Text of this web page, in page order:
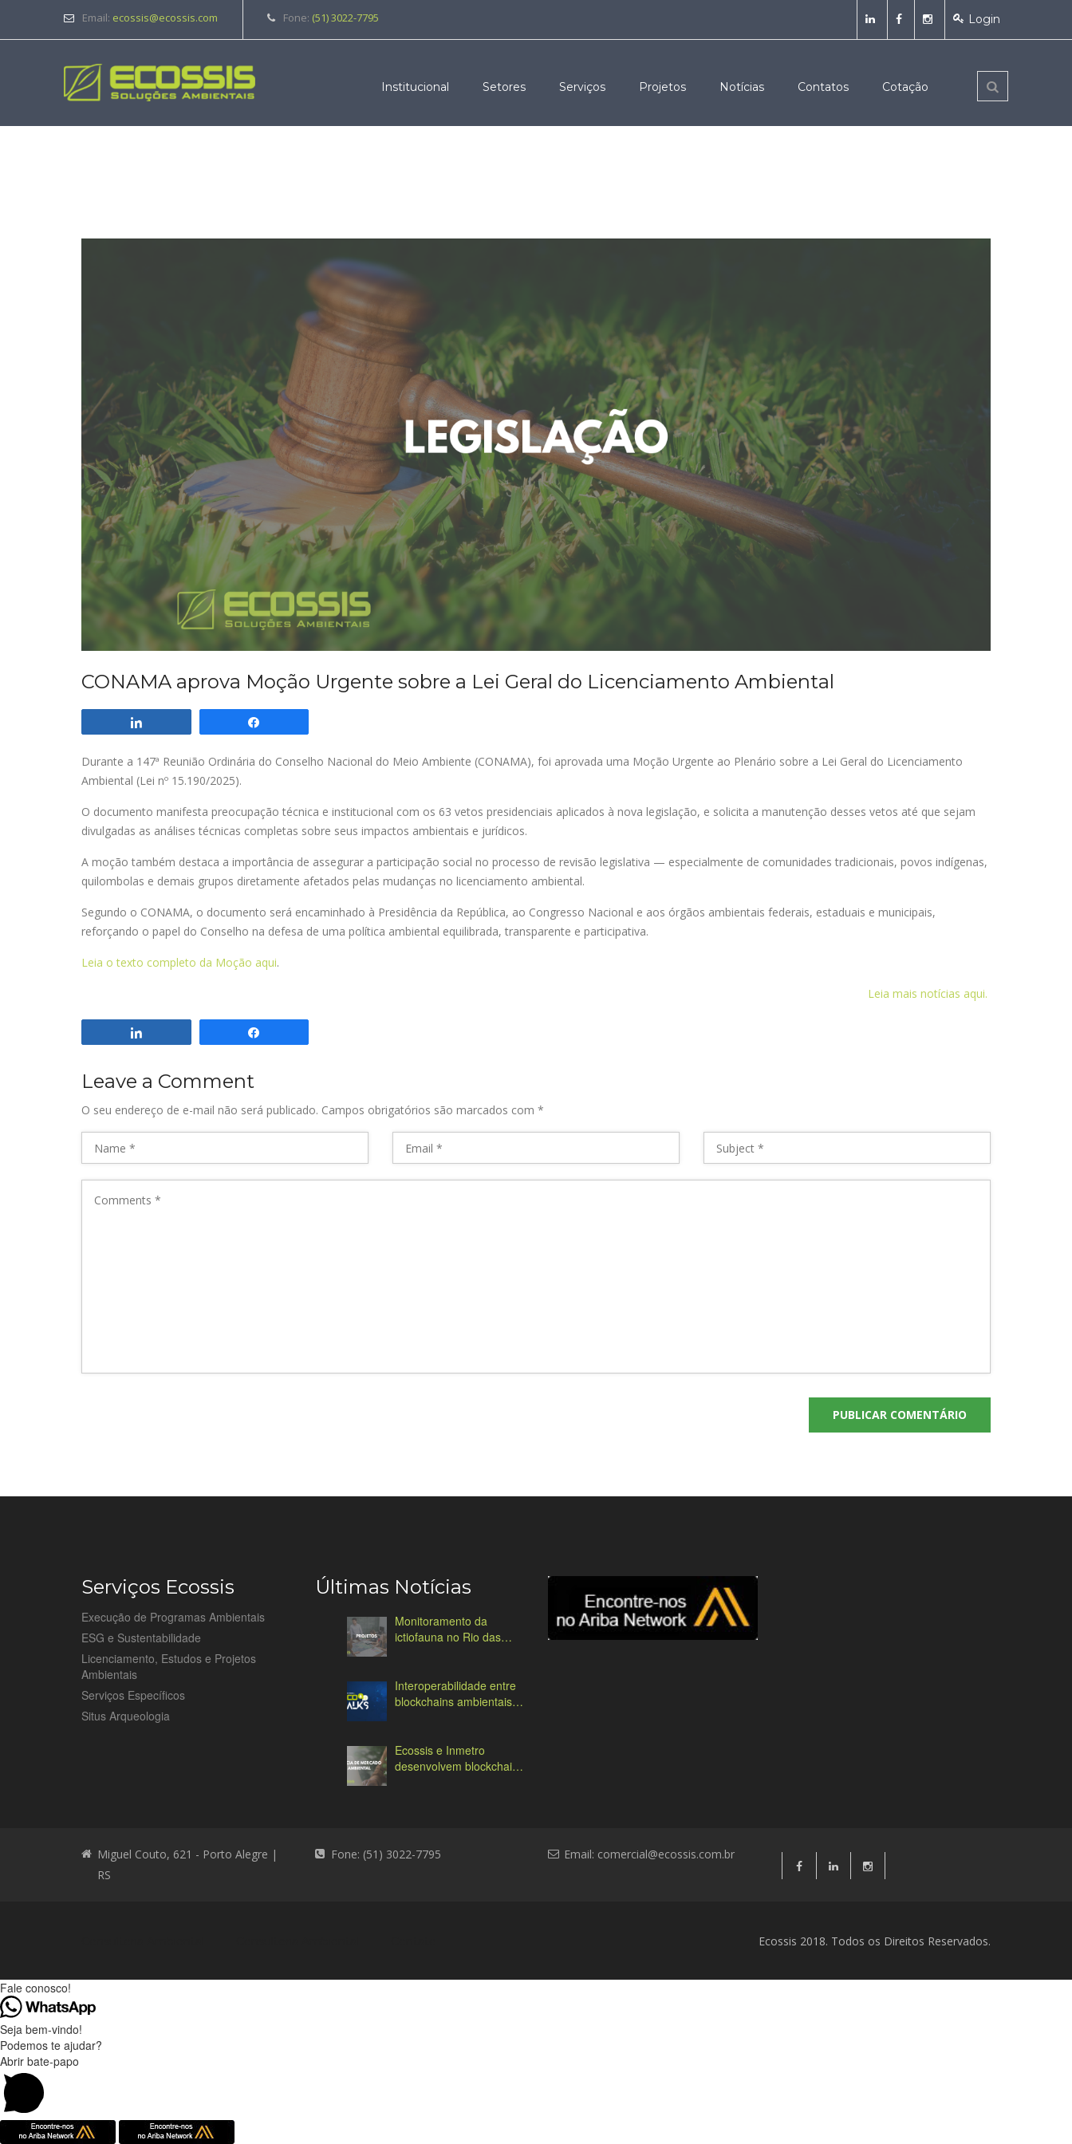
Email: ecossis@ecossis.com Fone: (51) 3022-7795 Login
Institucional Setores Serviços Projetos Notícias Contatos Cotação
CONAMA aprova Moção Urgente sobre a Lei Geral do Licenciamento Ambiental
Durante a 147ª Reunião Ordinária do Conselho Nacional do Meio Ambiente (CONAMA), foi aprovada uma Moção Urgente ao Plenário sobre a Lei Geral do Licenciamento
Ambiental (Lei nº 15.190/2025).
O documento manifesta preocupação técnica e institucional com os 63 vetos presidenciais aplicados à nova legislação, e solicita a manutenção desses vetos até que sejam
divulgadas as análises técnicas completas sobre seus impactos ambientais e jurídicos.
A moção também destaca a importância de assegurar a participação social no processo de revisão legislativa — especialmente de comunidades tradicionais, povos indígenas,
quilombolas e demais grupos diretamente afetados pelas mudanças no licenciamento ambiental.
Segundo o CONAMA, o documento será encaminhado à Presidência da República, ao Congresso Nacional e aos órgãos ambientais federais, estaduais e municipais,
reforçando o papel do Conselho na defesa de uma política ambiental equilibrada, transparente e participativa.
Leia o texto completo da Moção aqui.
Leia mais notícias aqui.
Leave a Comment
O seu endereço de e-mail não será publicado. Campos obrigatórios são marcados com *
Serviços Ecossis
Execução de Programas Ambientais
ESG e Sustentabilidade
Licenciamento, Estudos e Projetos
Ambientais
Serviços Específicos
Situs Arqueologia
Últimas Notícias
Monitoramento da
ictiofauna no Rio das
Interoperabilidade entre
blockchains ambientais:
Ecossis e Inmetro
desenvolvem blockchain
Miguel Couto, 621 - Porto Alegre |
RS
Fone: (51) 3022-7795 Email: comercial@ecossis.com.br
Ecossis 2018. Todos os Direitos Reservados.
Fale conosco!
Seja bem-vindo!
Podemos te ajudar?
Abrir bate-papo